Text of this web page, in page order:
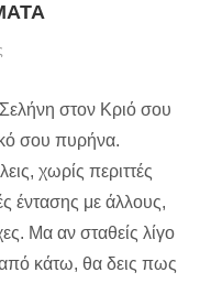
στον Κριό σου
σου πυρήνα.
χωρίς περιττές
έντασης με άλλους,
Μα αν σταθείς λίγο
από κάτω, θα δεις πως